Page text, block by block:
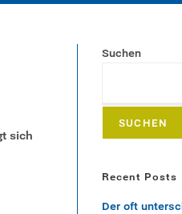
sich
Suchen
SUCHEN
Recent Posts
Der oft